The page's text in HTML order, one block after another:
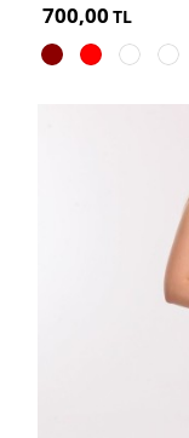
700,00 TL